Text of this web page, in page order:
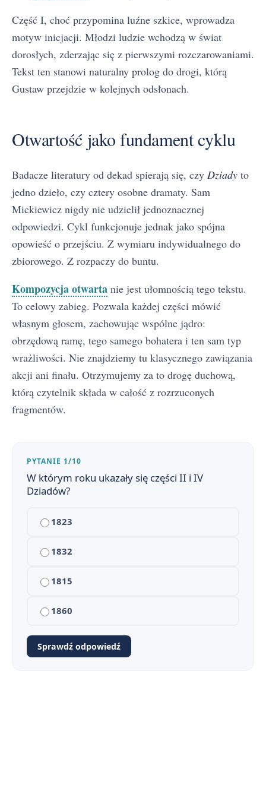
Część I, choć przypomina luźne szkice, wprowadza
motyw inicjacji. Młodzi ludzie wchodzą w świat
dorosłych, zderzając się z pierwszymi rozczarowaniami.
Tekst ten stanowi naturalny prolog do drogi, którą
Gustaw przejdzie w kolejnych odsłonach.
Otwartość jako fundament cyklu
Badacze literatury od dekad spierają się, czy Dziady to
jedno dzieło, czy cztery osobne dramaty. Sam
Mickiewicz nigdy nie udzielił jednoznacznej
odpowiedzi. Cykl funkcjonuje jednak jako spójna
opowieść o przejściu. Z wymiaru indywidualnego do
zbiorowego. Z rozpaczy do buntu.
Kompozycja otwarta nie jest ułomnością tego tekstu.
To celowy zabieg. Pozwala każdej części mówić
własnym głosem, zachowując wspólne jądro:
obrzędową ramę, tego samego bohatera i ten sam typ
wrażliwości. Nie znajdziemy tu klasycznego zawiązania
akcji ani finału. Otrzymujemy za to drogę duchową,
którą czytelnik składa w całość z rozrzuconych
fragmentów.
PYTANIE 1/10
W którym roku ukazały się części II i IV
Dziadów?
1823
1832
1815
1860
Sprawdź odpowiedź